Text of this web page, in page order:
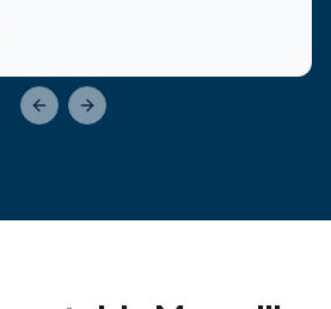
Previous slide
Next slide